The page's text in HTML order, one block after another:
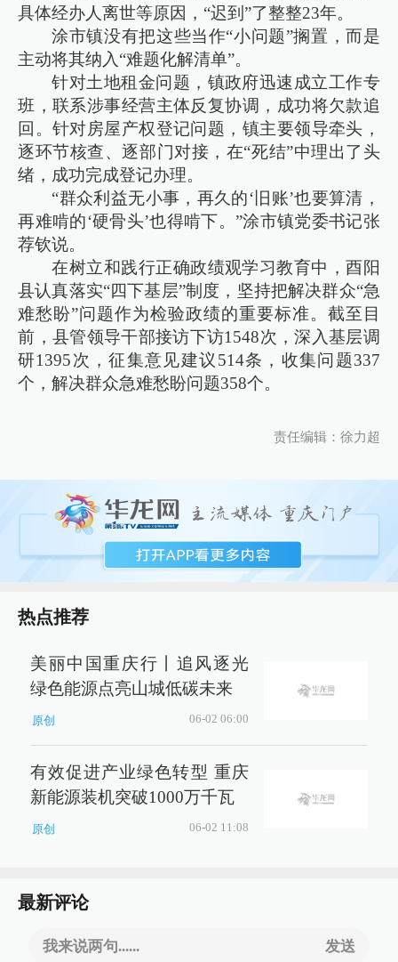
具体经办人离世等原因，“迟到”了整整23年。
涂市镇没有把这些当作“小问题”搁置，而是
主动将其纳入“难题化解清单”。
针对土地租金问题，镇政府迅速成立工作专
班，联系涉事经营主体反复协调，成功将欠款追
回。针对房屋产权登记问题，镇主要领导牵头，
逐环节核查、逐部门对接，在“死结”中理出了头
绪，成功完成登记办理。
“群众利益无小事，再久的‘旧账’也要算清，
再难啃的‘硬骨头’也得啃下。”涂市镇党委书记张
荐钦说。
在树立和践行正确政绩观学习教育中，酉阳
县认真落实“四下基层”制度，坚持把解决群众“急
难愁盼”问题作为检验政绩的重要标准。截至目
前，县管领导干部接访下访1548次，深入基层调
研1395次，征集意见建议514条，收集问题337
个，解决群众急难愁盼问题358个。
责任编辑：徐力超
热点推荐
美丽中国重庆行丨追风逐光
绿色能源点亮山城低碳未来
原创 06-02 06:00
有效促进产业绿色转型 重庆
新能源装机突破1000万千瓦
原创 06-02 11:08
最新评论
我来说两句...... 发送